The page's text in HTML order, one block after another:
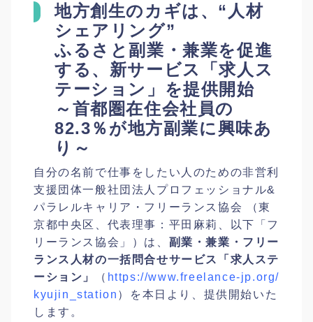
地方創生のカギは、“人材
シェアリング”
ふるさと副業・兼業を促進
する、新サービス
「求人ス
テーション」を提供開始
～首都圏在住会社員の
82.3％が地方副業に興味あ
り～
自分の名前で仕事をしたい人のための非営利
支援団体一般社団法人プロフェッショナル&
パラレルキャリア・フリーランス協会 （東
京都中央区、代表理事：平田麻莉、以下「フ
リーランス協会」）は、 副業・兼業・フリー
ランス人材の一括問合せサービス「求人ステ
ーション」
（ https://www.freelance-jp.org/
kyujin_station ）を本日より、提供開始いた
します。